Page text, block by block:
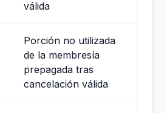
válida
Porción no utilizada
de la membresía
prepagada tras
cancelación válida